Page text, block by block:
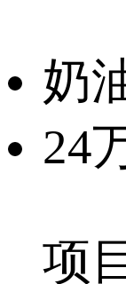
奶
24
项